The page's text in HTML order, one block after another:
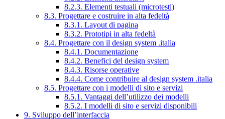
8.2.3. Elementi testuali (microtesti)
8.3. Progettare e costruire in alta fedeltà
8.3.1. Layout di pagina
8.3.2. Prototipi in alta fedeltà
8.4. Progettare con il design system .italia
8.4.1. Documentazione
8.4.2. Benefici del design system
8.4.3. Risorse operative
8.4.4. Come contribuire al design system .italia
8.5. Progettare con i modelli di sito e servizi
8.5.1. Vantaggi dell’utilizzo dei modelli
8.5.2. I modelli di sito e servizi disponibili
9. Sviluppo dell’interfaccia